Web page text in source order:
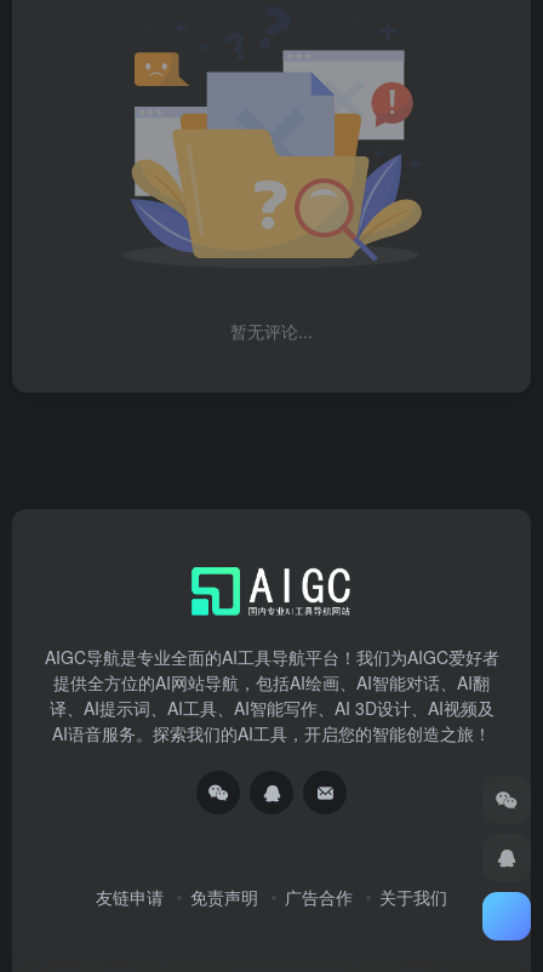
暂无评论...
AIGC导航是专业全面的AI工具导航平台！我们为AIGC爱好者
提供全方位的AI网站导航，包括AI绘画、AI智能对话、AI翻
译、AI提示词、AI工具、AI智能写作、AI 3D设计、AI视频及
AI语音服务。探索我们的AI工具，开启您的智能创造之旅！
友链申请 免责声明 广告合作 关于我们